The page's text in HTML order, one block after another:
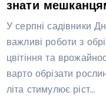
знати
У серпні садівники
важливі роботи з
цвітіння та
варто обрізати
літа стимулює ріст…